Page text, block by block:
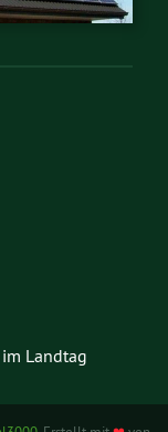
Landtag